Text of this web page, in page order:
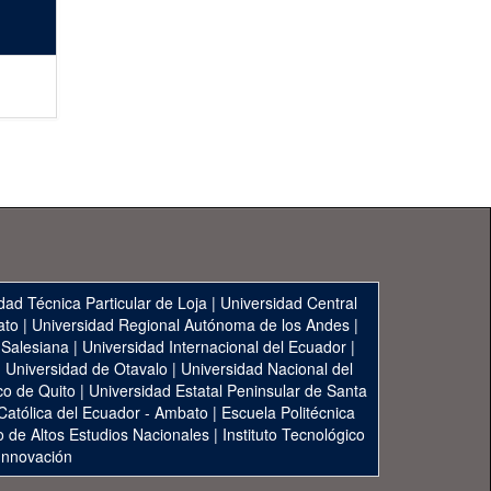
Técnica Particular de Loja | Universidad Central
| Universidad Regional Autónoma de los Andes|
| Universidad Internacional del Ecuador|
Universidad de Otavalo | Universidad Nacional del
de Quito | Universidad Estatal Peninsular de Santa
del Ecuador - Ambato | Escuela Politécnica
de Altos Estudios Nacionales | Instituto Tecnológico